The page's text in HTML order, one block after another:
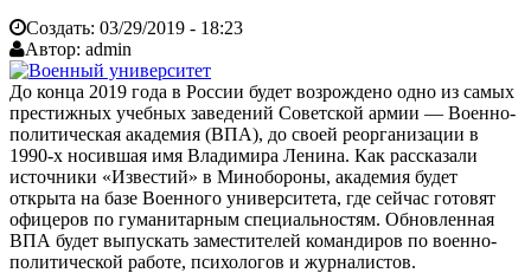
Создать: 03/29/2019 - 18:23
Автор: admin
До конца 2019 года в России будет возрождено одно из самых
престижных учебных заведений Советской армии — Военно-
политическая академия (ВПА), до своей реорганизации в
1990-х носившая имя Владимира Ленина. Как рассказали
источники «Известий» в Минобороны, академия будет
открыта на базе Военного университета, где сейчас готовят
офицеров по гуманитарным специальностям. Обновленная
ВПА будет выпускать заместителей командиров по военно-
политической работе, психологов и журналистов.